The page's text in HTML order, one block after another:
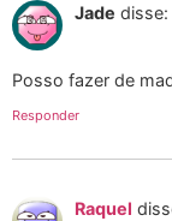
Jade disse:
Posso fazer de
Responder
Raquel